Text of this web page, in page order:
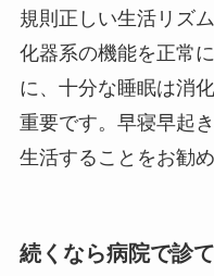
規則正しい生活リズ
化器系の機能を正常
に、十分な睡眠は消
重要です。早寝早起
生活することをお勧め
続くなら病院で診